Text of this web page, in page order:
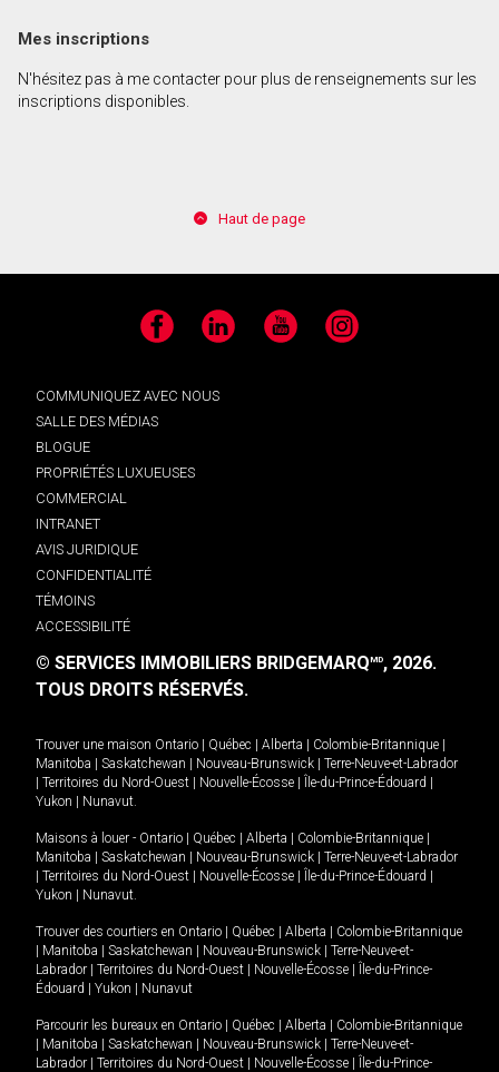
Mes inscriptions
N'hésitez pas à me contacter pour plus de renseignements sur les
inscriptions disponibles.
Haut de page
Facebook LinkedIn YouTube Instagram
COMMUNIQUEZ AVEC NOUS
SALLE DES MÉDIAS
BLOGUE
PROPRIÉTÉS LUXUEUSES
COMMERCIAL
INTRANET
AVIS JURIDIQUE
CONFIDENTIALITÉ
TÉMOINS
ACCESSIBILITÉ
© SERVICES IMMOBILIERS BRIDGEMARQMD, 2026.
TOUS DROITS RÉSERVÉS.
Trouver une maison Ontario | Québec | Alberta | Colombie-Britannique |
Manitoba | Saskatchewan | Nouveau-Brunswick | Terre-Neuve-et-Labrador
| Territoires du Nord-Ouest | Nouvelle-Écosse | Île-du-Prince-Édouard |
Yukon | Nunavut.
Maisons à louer - Ontario | Québec | Alberta | Colombie-Britannique |
Manitoba | Saskatchewan | Nouveau-Brunswick | Terre-Neuve-et-Labrador
| Territoires du Nord-Ouest | Nouvelle-Écosse | Île-du-Prince-Édouard |
Yukon | Nunavut.
Trouver des courtiers en Ontario | Québec | Alberta | Colombie-Britannique
| Manitoba | Saskatchewan | Nouveau-Brunswick | Terre-Neuve-et-
Labrador | Territoires du Nord-Ouest | Nouvelle-Écosse | Île-du-Prince-
Édouard | Yukon | Nunavut
Parcourir les bureaux en Ontario | Québec | Alberta | Colombie-Britannique
| Manitoba | Saskatchewan | Nouveau-Brunswick | Terre-Neuve-et-
Labrador | Territoires du Nord-Ouest | Nouvelle-Écosse | Île-du-Prince-